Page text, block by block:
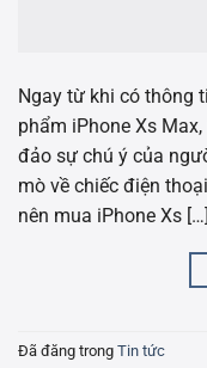
Ngay từ khi có thông
phẩm iPhone Xs
đảo sự chú ý của
mò về chiếc điện
nên mua iPhone Xs […]
Đã đăng trong Tin tức